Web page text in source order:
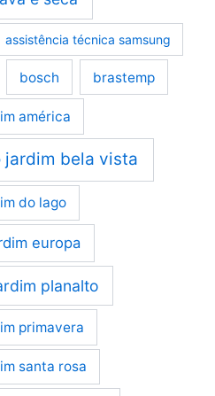
assistência técnica samsung
bosch brastemp
américa
bela vista
do lago
europa
planalto
primavera
santa rosa